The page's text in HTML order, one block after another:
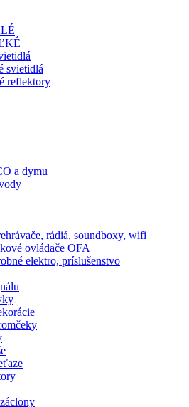
svietidlá
reflektory
a dymu
rádiá, soundboxy, wifi
ovládače OFA
elektro, príslušenstvo